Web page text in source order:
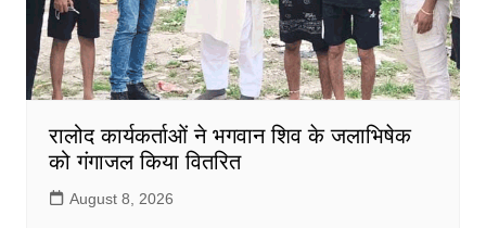
रालोद कार्यकर्ताओं ने भगवान शिव के जलाभिषेक
को गंगाजल किया वितरित
August 8, 2026